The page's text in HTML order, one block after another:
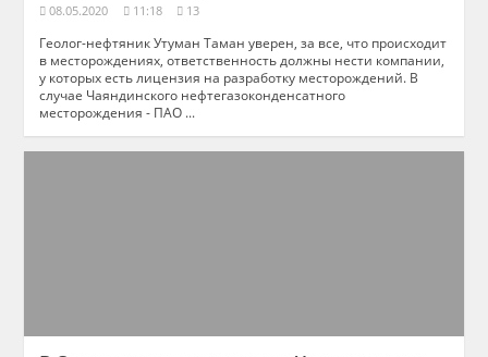
08.05.2020 11:18 13
Геолог-нефтяник Утуман Таман уверен, за все, что происходит
в месторождениях, ответственность должны нести компании,
у которых есть лицензия на разработку месторождений. В
случае Чаяндинского нефтегазоконденсатного
месторождения - ПАО ...